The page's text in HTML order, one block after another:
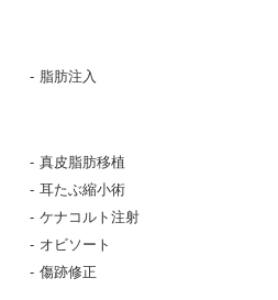
脂肪注入
真皮脂肪移植
耳たぶ縮小術
ケナコルト注射
オビソート
傷跡修正